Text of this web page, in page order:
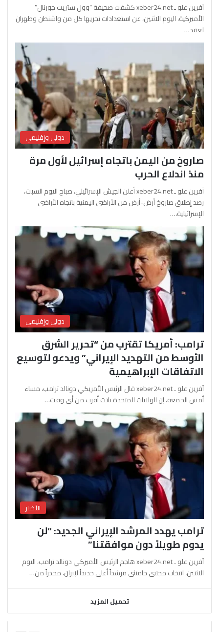
آفرين علو ـ xeber24.net كشفت صحيفة “وول ستريت جورنال”
الأميركية، اليوم الاثنين، عن استعدادات تجريها كل من واشنطن وطهران
لعقد…
دولي وإقليمي
صاروخ من اليمن باتجاه إسرائيل لأول مرة
منذ اندلاع الحرب
آفرين علو ـ xeber24.net أعلن الجيش الإسرائيلي، صباح اليوم السبت،
رصد إطلاق صاروخ أرض-أرض من الأراضي اليمنية باتجاه الأراضي
الإسرائيلية،…
دولي وإقليمي
ترامب: أمريكا تقترب من “تحرير الشرق
الأوسط من التهديد الإيراني” ويدعو لتوسيع
الاتفاقات الإبراهيمية
آفرين علو ـ xeber24.net قال الرئيس الأمريكي دونالد ترامب، مساء
أمس الجمعة، إن الولايات المتحدة باتت أقرب من أي وقت…
الأخبار
ترامب يهدد المرشد الإيراني الجديد: “لن
يدوم طويلاً دون موافقتنا”
آفرين علو ـ xeber24.net هاجم الرئيس الأميركي دونالد ترامب، اليوم
الاثنين، انتخاب مجتبى خامنئي مرشداً أعلى جديداً لإيران، محذراً من…
تحميل المزيد